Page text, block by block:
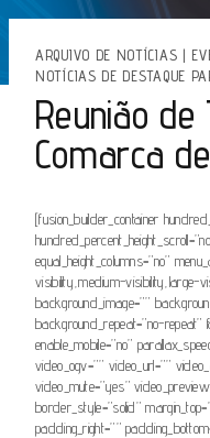
ARQUIVO DE NOTÍCIAS |
NOTÍCIAS DE DESTAQUE
Reunião
Comarca
[fusion_builder_container
equal_height_columns=”no”
visibility,medium-visibility,large-
background_image=””
background_repeat=”no-repeat”
enable_mobile=”no”
video_ogv=”” video_url=””
video_mute=”yes”
border_style=”solid”
padding_right=””